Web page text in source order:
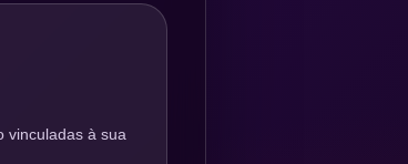
vinculadas à sua